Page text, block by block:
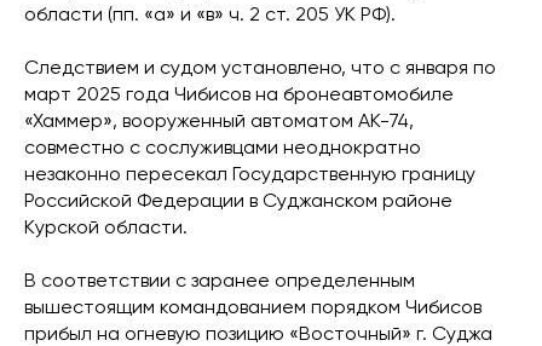
области (пп. «а» и «в» ч. 2 ст. 205 УК РФ).
Следствием и судом установлено, что с января по
март 2025 года Чибисов на бронеавтомобиле
«Хаммер», вооруженный автоматом АК-74,
совместно с сослуживцами неоднократно
незаконно пересекал Государственную границу
Российской Федерации в Суджанском районе
Курской области.
В соответствии с заранее определенным
вышестоящим командованием порядком Чибисов
прибыл на огневую позицию «Восточный» г. Суджа